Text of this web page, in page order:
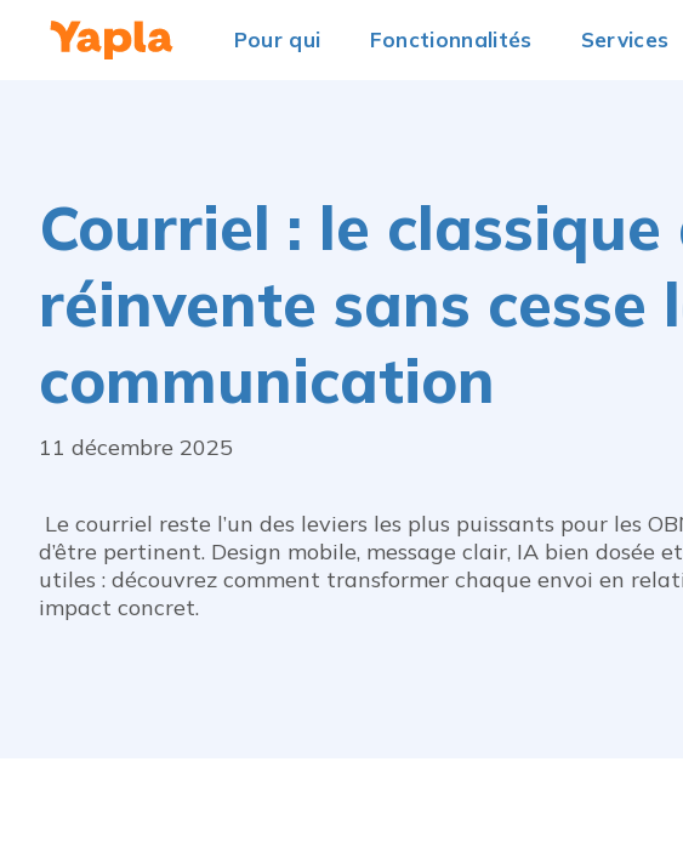
Pour qui Fonctionnalités Services
Courriel : le classique
réinvente sans cesse
communication
11 décembre 2025
Le courriel reste l’un des leviers les plus puissants pour les
d’être pertinent. Design mobile, message clair, IA bien dosée
utiles : découvrez comment transformer chaque envoi en
impact concret.